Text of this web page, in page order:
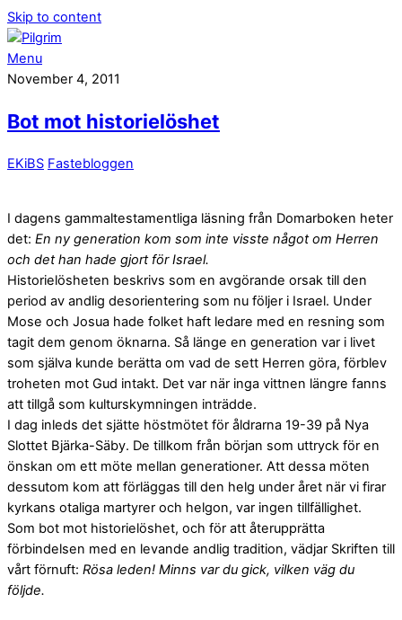
Skip to content
Menu
November 4, 2011
Bot mot historielöshet
EKiBS Fastebloggen
I dagens gammaltestamentliga läsning från Domarboken heter
det: En ny generation kom som inte visste något om Herren
och det han hade gjort för Israel.
Historielösheten beskrivs som en avgörande orsak till den
period av andlig desorientering som nu följer i Israel. Under
Mose och Josua hade folket haft ledare med en resning som
tagit dem genom öknarna. Så länge en generation var i livet
som själva kunde berätta om vad de sett Herren göra, förblev
troheten mot Gud intakt. Det var när inga vittnen längre fanns
att tillgå som kulturskymningen inträdde.
I dag inleds det sjätte höstmötet för åldrarna 19-39 på Nya
Slottet Bjärka-Säby. De tillkom från början som uttryck för en
önskan om ett möte mellan generationer. Att dessa möten
dessutom kom att förläggas till den helg under året när vi firar
kyrkans otaliga martyrer och helgon, var ingen tillfällighet.
Som bot mot historielöshet, och för att återupprätta
förbindelsen med en levande andlig tradition, vädjar Skriften till
vårt förnuft: Rösa leden! Minns var du gick, vilken väg du
följde.